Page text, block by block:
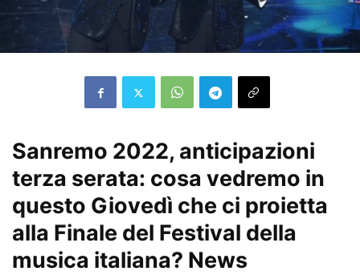
Sanremo 2022, anticipazioni
terza serata: cosa vedremo in
questo Giovedì che ci proietta
alla Finale del Festival della
musica italiana? News